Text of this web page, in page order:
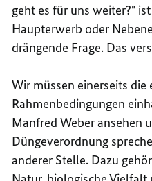
geht es für uns weiter?"
Haupterwerb oder
drängende Frage. Das
Wir müssen einerseits die
Rahmenbedingungen
Manfred Weber ansehen
Düngeverordnung
anderer Stelle. Dazu